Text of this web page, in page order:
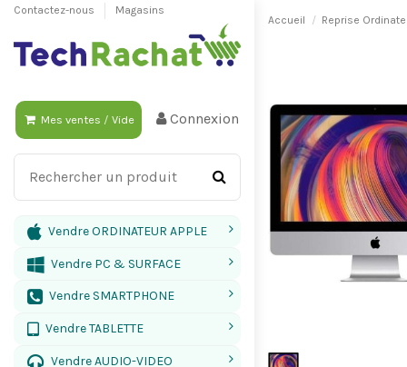
Contactez-nous Magasins
Mes ventes / Vide Connexion
Vendre ORDINATEUR APPLE
Vendre PC & SURFACE
Vendre SMARTPHONE
Vendre TABLETTE
Vendre AUDIO-VIDEO
Accueil Reprise